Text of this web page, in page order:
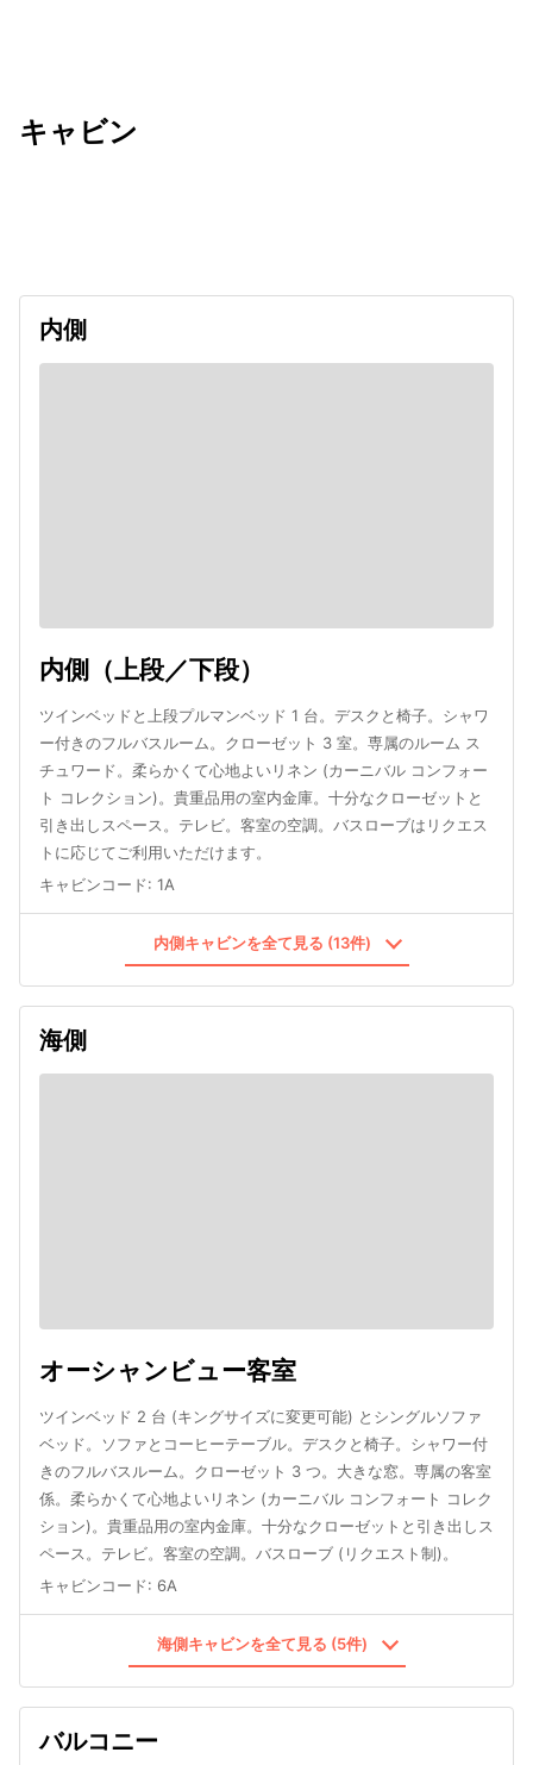
キャビン
内側
内側（上段／下段）
ツインベッドと上段プルマンベッド 1 台。デスクと椅子。シャワ
ー付きのフルバスルーム。クローゼット 3 室。専属のルーム ス
チュワード。柔らかくて心地よいリネン (カーニバル コンフォー
ト コレクション)。貴重品用の室内金庫。十分なクローゼットと
引き出しスペース。テレビ。客室の空調。バスローブはリクエス
トに応じてご利用いただけます。
キャビンコード: 1A
内側キャビンを全て見る (13件)
海側
オーシャンビュー客室
ツインベッド 2 台 (キングサイズに変更可能) とシングルソファ
ベッド。ソファとコーヒーテーブル。デスクと椅子。シャワー付
きのフルバスルーム。クローゼット 3 つ。大きな窓。専属の客室
係。柔らかくて心地よいリネン (カーニバル コンフォート コレク
ション)。貴重品用の室内金庫。十分なクローゼットと引き出しス
ペース。テレビ。客室の空調。バスローブ (リクエスト制)。
キャビンコード: 6A
海側キャビンを全て見る (5件)
バルコニー